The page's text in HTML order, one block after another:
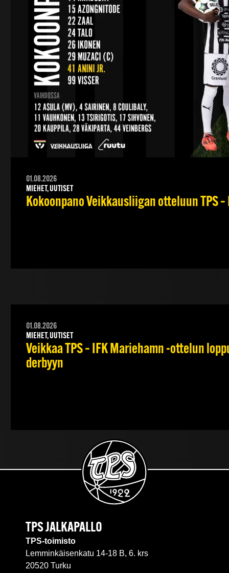
01.08.2026
MIEHET, UUTISET
Kokoonpano Veikkausliigan otteluun TPS
01.08.2026
MIEHET, UUTISET
Veikkaa TPS – IFK Mariehamn -ottelun
derbyyn
TPS JALKAPALLO
TPS-toimisto
Lemminkäisenkatu 14-18 B, 6. krs
20520 Turku